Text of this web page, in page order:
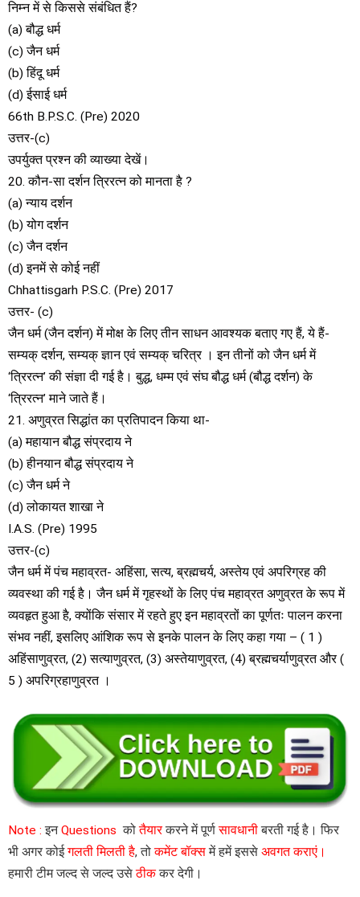
निम्न में से किससे संबंधित हैं?
(a) बौद्ध धर्म
(c) जैन धर्म
(b) हिंदू धर्म
(d) ईसाई धर्म
66th B.P.S.C. (Pre) 2020
उत्तर-(c)
उपर्युक्त प्रश्न की व्याख्या देखें।
20. कौन-सा दर्शन त्रिरत्न को मानता है ?
(a) न्याय दर्शन
(b) योग दर्शन
(c) जैन दर्शन
(d) इनमें से कोई नहीं
Chhattisgarh P.S.C. (Pre) 2017
उत्तर- (c)
जैन धर्म (जैन दर्शन) में मोक्ष के लिए तीन साधन आवश्यक बताए गए हैं, ये हैं-
सम्यक् दर्शन, सम्यक् ज्ञान एवं सम्यक् चरित्र । इन तीनों को जैन धर्म में
‘त्रिरत्न’ की संज्ञा दी गई है। बुद्ध, धम्म एवं संघ बौद्ध धर्म (बौद्ध दर्शन) के
‘त्रिरत्न’ माने जाते हैं।
21. अणुव्रत सिद्धांत का प्रतिपादन किया था-
(a) महायान बौद्ध संप्रदाय ने
(b) हीनयान बौद्ध संप्रदाय ने
(c) जैन धर्म ने
(d) लोकायत शाखा ने
I.A.S. (Pre) 1995
उत्तर-(c)
जैन धर्म में पंच महाव्रत- अहिंसा, सत्य, ब्रह्मचर्य, अस्तेय एवं अपरिग्रह की
व्यवस्था की गई है। जैन धर्म में गृहस्थों के लिए पंच महाव्रत अणुव्रत के रूप में
व्यवहृत हुआ है, क्योंकि संसार में रहते हुए इन महाव्रतों का पूर्णतः पालन करना
संभव नहीं, इसलिए आंशिक रूप से इनके पालन के लिए कहा गया – ( 1 )
अहिंसाणुव्रत, (2) सत्याणुव्रत, (3) अस्तेयाणुव्रत, (4) ब्रह्मचर्याणुव्रत और (
5 ) अपरिग्रहाणुव्रत ।
Note : इनQuestions कोतैयारकरने में पूर्णसावधानीबरती गई है। फिर
भी अगर कोईगलती मिलती है, तोकमेंट बॉक्समें हमें इससे अवगत कराएं।
हमारी टीम जल्द से जल्द उसेठीककर देगी।